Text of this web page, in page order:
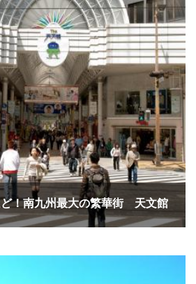
！南九州最大の繁華街 天文館